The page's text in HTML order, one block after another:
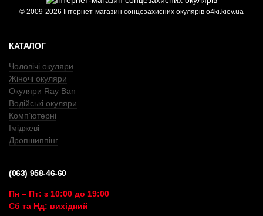
© 2009-2026 Інтернет-магазин сонцезахисних окулярів o4ki.kiev.ua
КАТАЛОГ
Чоловічі окуляри
Жіночі окуляри
Окуляри Ray Ban
Водійські окуляри
Комп’ютерні
Іміджеві
Дропшиппінг
(063) 958-46-60
Пн – Пт: з 10:00 до 19:00
Сб та Нд: вихідний